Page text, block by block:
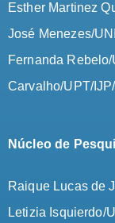
Esther Martinez
José Menezes/
Fernanda
Carvalho/UPT/
Núcleo de
Raique Lucas de
Letizia Isquierdo/